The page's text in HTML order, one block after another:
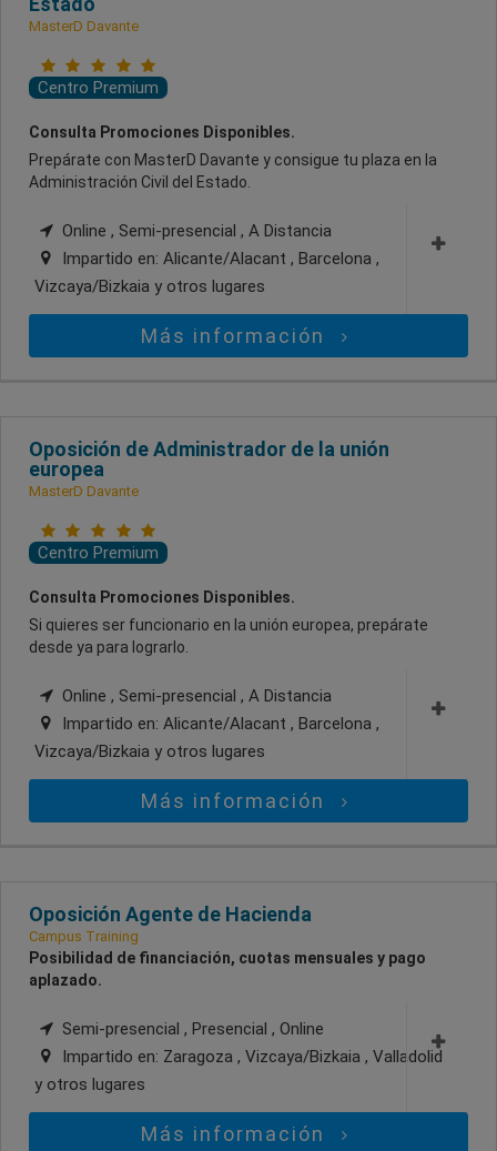
MasterD Davante
Centro Premium
Consulta Promociones Disponibles.
Prepárate con MasterD Davante y consigue tu plaza en la
Administración Civil del Estado.
Online , Semi-presencial , A Distancia
Impartido en: Alicante/Alacant , Barcelona ,
Vizcaya/Bizkaia y otros lugares
Más información
Oposición de Administrador de la unión
europea
MasterD Davante
Centro Premium
Consulta Promociones Disponibles.
Si quieres ser funcionario en la unión europea, prepárate
desde ya para lograrlo.
Online , Semi-presencial , A Distancia
Impartido en: Alicante/Alacant , Barcelona ,
Vizcaya/Bizkaia y otros lugares
Más información
Oposición Agente de Hacienda
Campus Training
Posibilidad de financiación, cuotas mensuales y pago
aplazado.
Semi-presencial , Presencial , Online
Impartido en: Zaragoza , Vizcaya/Bizkaia , Valladolid
y otros lugares
Más información